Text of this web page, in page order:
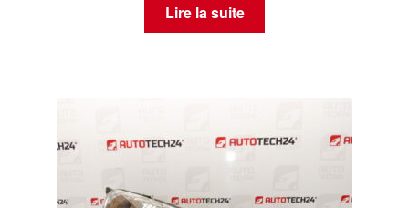
Lire la suite